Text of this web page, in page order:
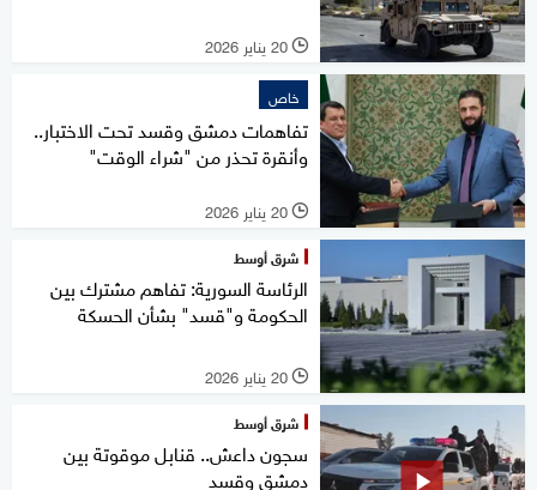
l 20 يناير 2026
خاص
تفاهمات دمشق وقسد تحت الاختبار..
وأنقرة تحذر من "شراء الوقت"
l 20 يناير 2026
شرق أوسط
الرئاسة السورية: تفاهم مشترك بين
الحكومة و"قسد" بشأن الحسكة
l 20 يناير 2026
شرق أوسط
سجون داعش.. قنابل موقوتة بين
دمشق وقسد